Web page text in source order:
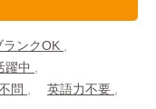
ランクOK
躍中
問
英語力不要